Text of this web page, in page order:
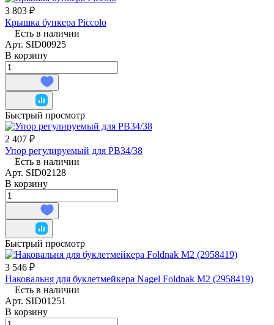
3 803 ₽
Крышка бункера Piccolo
Есть в наличии
Арт. SID00925
В корзину
Быстрый просмотр
2 407 ₽
Упор регулируемый для РВ34/38
Есть в наличии
Арт. SID02128
В корзину
Быстрый просмотр
3 546 ₽
Наковальня для буклетмейкера Nagel Foldnak M2 (2958419)
Есть в наличии
Арт. SID01251
В корзину